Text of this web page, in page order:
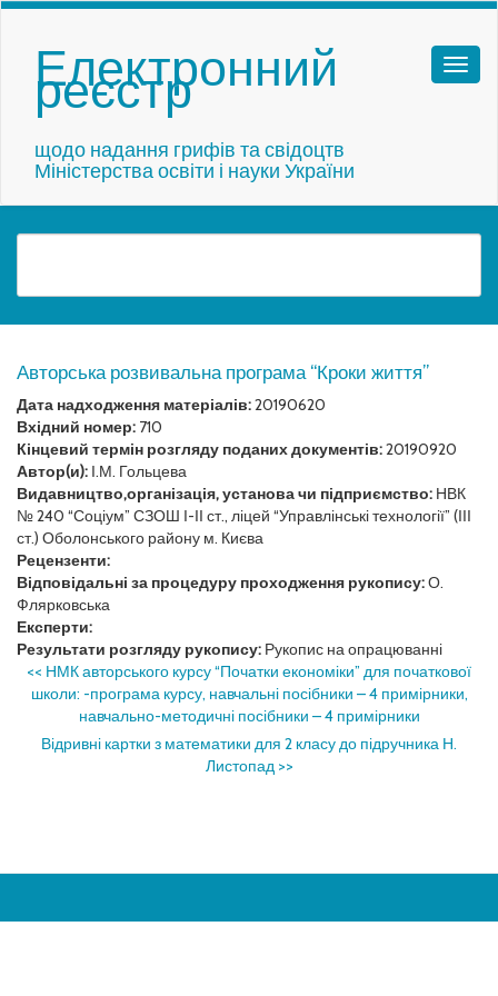
Електронний
реєстр
щодо надання грифів та свідоцтв
Міністерства освіти і науки України
Авторська розвивальна програма “Кроки життя”
Дата надходження матеріалів:20190620
Вхідний номер: 710
Кінцевий термін розгляду поданих документів:20190920
Автор(и): І.М. Гольцева
Видавництво,організація, установа чи підприємство: НВК
№ 240 “Соціум” СЗОШ І-ІІ ст., ліцей “Управлінські технології” (ІІІ
ст.) Оболонського району м. Києва
Рецензенти:
Відповідальні за процедуру проходження рукопису:О.
Флярковська
Експерти:
Результати розгляду рукопису: Рукопис на опрацюванні
<< НМК авторського курсу “Початки економіки” для початкової
школи: -програма курсу, навчальні посібники – 4 примірники,
навчально-методичні посібники – 4 примірники
Відривні картки з математики для 2 класу до підручника Н.
Листопад >>